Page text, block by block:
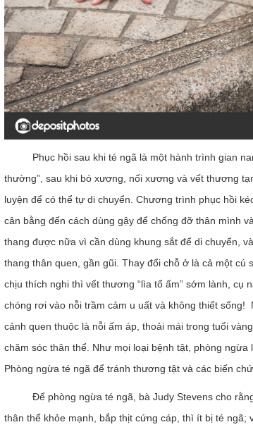
Phục hồi sau khi té ngã là một hành trình gian
thường”, sau khi bó xương, nối xương và vết thương
luyện để có thể tự di chuyển. Chương trình phục hồi
cân bằng đến cách dùng gậy để chống đỡ thân mình
thang được nữa vì cần dùng khung sắt để di chuyển,
thang thân quen, gần gũi. Thay đổi chỗ ở là cả một cú
chịu thích nghi thì vết thương “lìa tổ ấm” sớm lành, cụ
chóng rơi vào nỗi trầm cảm u uất và không thiết
cảnh quen thuộc là nỗi ấm áp, thoải mái trong tuổi
chăm sóc thân thể. Như mọi loại bệnh tật, phòng
Phòng ngừa té ngã để tránh thương tật và các biến
Để phòng ngừa té ngã, bà Judy Stevens cho rằng
thân thể khỏe mạnh, bắp thịt cứng cáp, thì ít bị té